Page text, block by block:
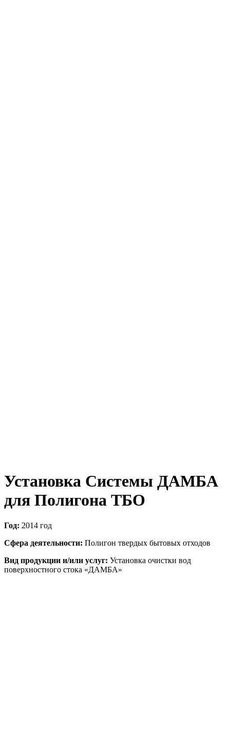
Установка Системы ДАМБА
для Полигона ТБО
Год: 2014 год
Сфера деятельности: Полигон твердых бытовых отходов
Вид продукции и/или услуг: Установка очистки вод
поверхностного стока «ДАМБА»